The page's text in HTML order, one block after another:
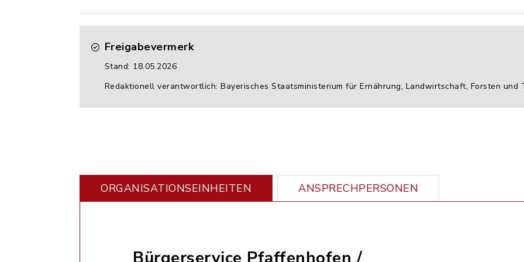
Freigabevermerk
Stand: 18.05.2026
Redaktionell verantwortlich: Bayerisches Staatsministerium für Ernährung, Landwirtschaft, Forsten und
ORGANISATIONS­EINHEITEN ANSPRECHPERSONEN